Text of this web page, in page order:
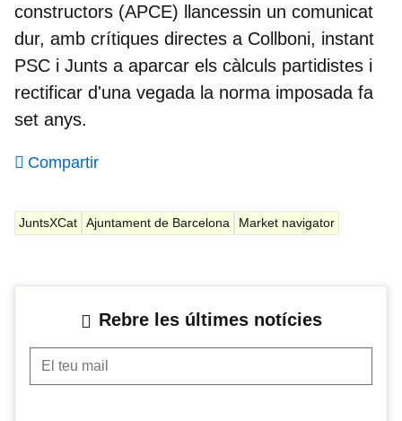
constructors (APCE) llancessin un comunicat
dur, amb crítiques directes a Collboni, instant
PSC i Junts a aparcar els càlculs partidistes i
rectificar d'una vegada la norma imposada fa
set anys.
Compartir
JuntsXCat Ajuntament de Barcelona Market navigator
Rebre les últimes notícies
El teu mail